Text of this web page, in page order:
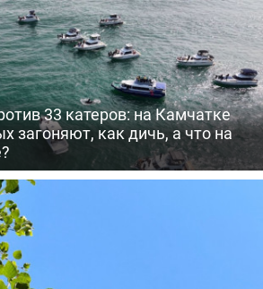
33 катеров: на Камчатке
загоняют, как дичь, а что на